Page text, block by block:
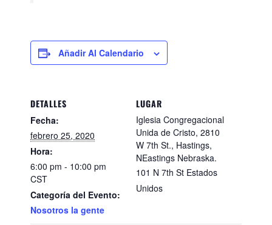
Añadir Al Calendario
DETALLES
Fecha:
febrero 25, 2020
Hora:
6:00 pm - 10:00 pm
CST
Categoría del Evento:
Nosotros la gente
LUGAR
Iglesia Congregacional
Unida de Cristo, 2810
W 7th St., Hastings,
NEastings Nebraska.
101 N 7th St Estados
Unidos